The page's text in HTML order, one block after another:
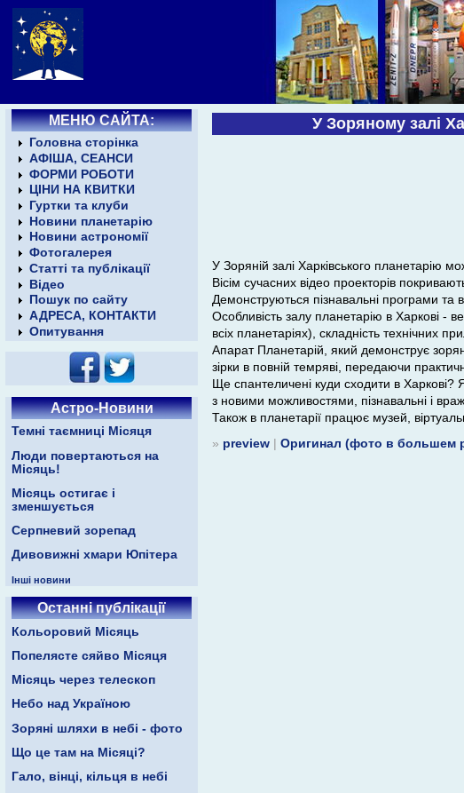
МЕНЮ САЙТА:
Головна сторінка
АФІША, СЕАНСИ
ФОРМИ РОБОТИ
ЦІНИ НА КВИТКИ
Гуртки та клуби
Новини планетарію
Новини астрономії
Фотогалерея
Статті та публікації
Відео
Пошук по сайту
АДРЕСА, КОНТАКТИ
Опитування
Астро-Новини
Темні таємниці Місяця
Люди повертаються на
Місяць!
Місяць остигає і
зменшується
Серпневий зорепад
Дивовижні хмари Юпітера
Інші новини
Останні публікації
Кольоровий Місяць
Попелясте сяйво Місяця
Місяць через телескоп
Небо над Україною
Зоряні шляхи в небі - фото
Що це там на Місяці?
Гало, вінці, кільця в небі
У Зоряному залі
У Зоряній залі Харківського планетарію
Вісім сучасних відео проекторів
Демонструються пізнавальні програми та
Особливість залу планетарію в Харкові -
всіх планетаріях), складність технічних
Апарат Планетарій, який демонструє
зірки в повній темряві, передаючи
Ще спантеличені куди сходити в Харкові?
з новими можливостями, пізнавальні і
Також в планетарії працює музей,
» preview Оригинал (фото в большем